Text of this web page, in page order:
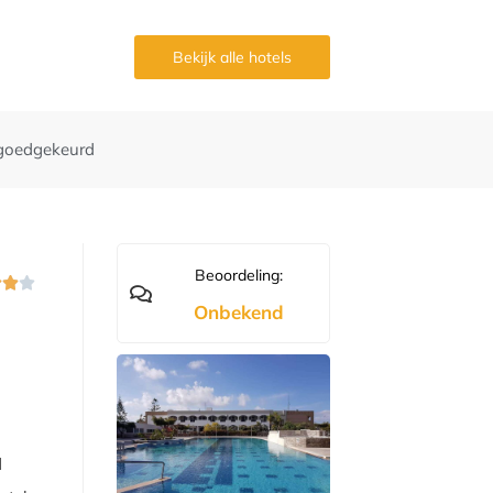
Bekijk alle hotels
 Beoordeling:
Onbekend